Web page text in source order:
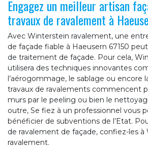
Engagez un meilleur artisan
travaux de ravalement à
Avec Winterstein ravalement, une
de façade fiable à Haeusern 67150
de traitement de façade. Pour cela,
utilisera des techniques innovantes
l’aérogommage, le sablage ou encore
travaux de ravalements commencent
murs par le peeling ou bien le
outre, Se fiez à un professionnel vous
bénéficier de subventions de l’Etat.
de ravalement de façade, confiez-les à
ravalement.